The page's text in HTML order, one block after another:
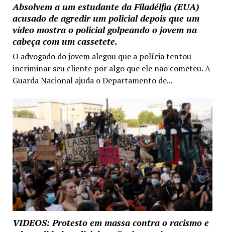
Absolvem a um estudante da Filadélfia (EUA)
acusado de agredir um policial depois que um
vídeo mostra o policial golpeando o jovem na
cabeça com um cassetete.
O advogado do jovem alegou que a polícia tentou
incriminar seu cliente por algo que ele não cometeu. A
Guarda Nacional ajuda o Departamento de...
VIDEOS: Protesto em massa contra o racismo e